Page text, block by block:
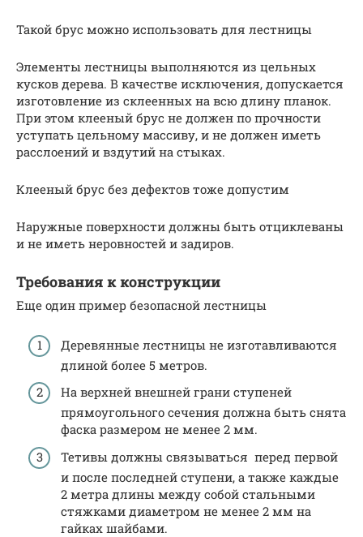
Такой брус можно использовать для лестницы
Элементы лестницы выполняются из цельных
кусков дерева. В качестве исключения, допускается
изготовление из склеенных на всю длину планок.
При этом клееный брус не должен по прочности
уступать цельному массиву, и не должен иметь
расслоений и вздутий на стыках.
Клееный брус без дефектов тоже допустим
Наружные поверхности должны быть отциклеваны
и не иметь неровностей и задиров.
Требования к конструкции
Еще один пример безопасной лестницы
Деревянные лестницы не изготавливаются
длиной более 5 метров.
На верхней внешней грани ступеней
прямоугольного сечения должна быть снята
фаска размером не менее 2 мм.
Тетивы должны связываться перед первой
и после последней ступени, а также каждые
2 метра длины между собой стальными
стяжками диаметром не менее 2 мм на
гайках шайбами.